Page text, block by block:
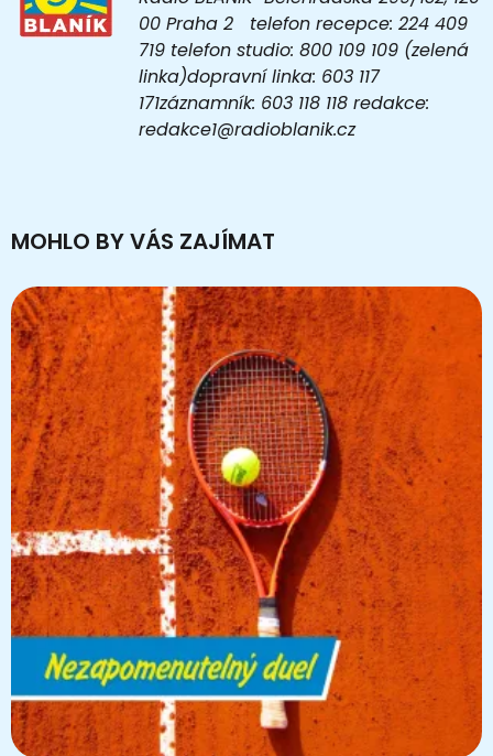
00 Praha 2 telefon recepce: 224 409
719 telefon studio: 800 109 109 (zelená
linka)dopravní linka: 603 117
171záznamník: 603 118 118 redakce:
redakce1@radioblanik.cz
MOHLO BY VÁS ZAJÍMAT